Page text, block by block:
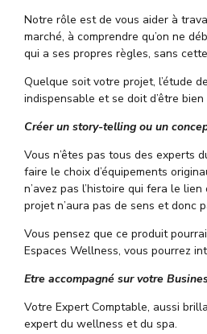
Notre rôle est de vous aider à
marché, à comprendre qu’on ne
qui a ses propres règles, sans
Quelque soit votre projet, l’étude
indispensable et se doit d’être bien
Créer un story-telling ou un
Vous n’êtes pas tous des experts
faire le choix d’équipements
n’avez pas l’histoire qui fera le
projet n’aura pas de sens et donc
Vous pensez que ce produit
Espaces Wellness, vous pourrez
Etre accompagné sur votre
Votre Expert Comptable, aussi
expert du wellness et du spa.